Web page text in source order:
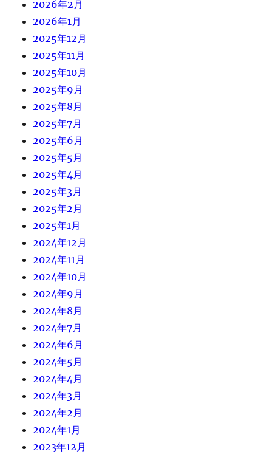
2026年2月
2026年1月
2025年12月
2025年11月
2025年10月
2025年9月
2025年8月
2025年7月
2025年6月
2025年5月
2025年4月
2025年3月
2025年2月
2025年1月
2024年12月
2024年11月
2024年10月
2024年9月
2024年8月
2024年7月
2024年6月
2024年5月
2024年4月
2024年3月
2024年2月
2024年1月
2023年12月